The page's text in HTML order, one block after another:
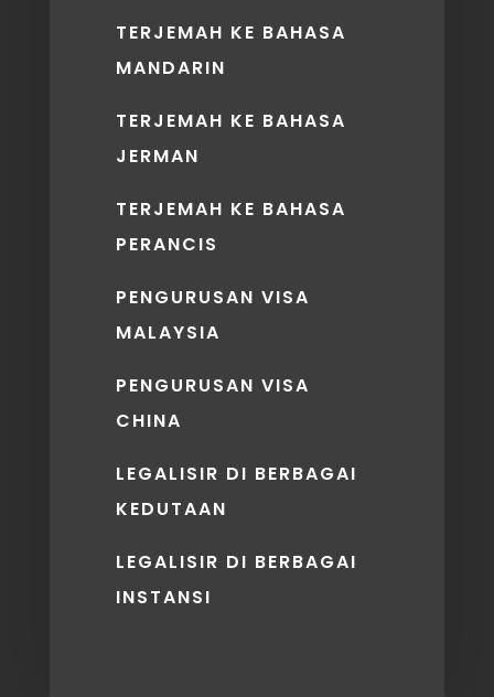
TERJEMAH KE BAHASA
MANDARIN
TERJEMAH KE BAHASA
JERMAN
TERJEMAH KE BAHASA
PERANCIS
PENGURUSAN VISA
MALAYSIA
PENGURUSAN VISA
CHINA
LEGALISIR DI BERBAGAI
KEDUTAAN
LEGALISIR DI BERBAGAI
INSTANSI